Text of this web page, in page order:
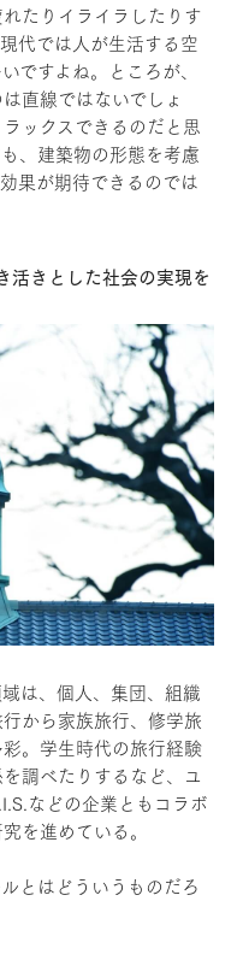
たりイライラしたりす
代では人が生活する空
ですよね。ところが、
直線ではないでしょ
ックスできるのだと思
、建築物の形態を考慮
果が期待できるのでは
活きとした社会の実現を
は、個人、集団、組織
から家族旅行、修学旅
。学生時代の旅行経験
調べたりするなど、ユ
などの企業ともコラボ
を進めている。
とはどういうものだろ